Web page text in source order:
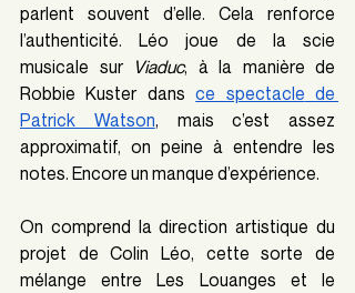
parlent souvent d’elle. Cela renforce
l’authenticité. Léo joue de la scie
musicale sur Viaduc, à la manière de
Robbie Kuster dans ce spectacle de
Patrick Watson, mais c’est assez
approximatif, on peine à entendre les
notes. Encore un manque d’expérience.
On comprend la direction artistique du
projet de Colin Léo, cette sorte de
mélange entre Les Louanges et le